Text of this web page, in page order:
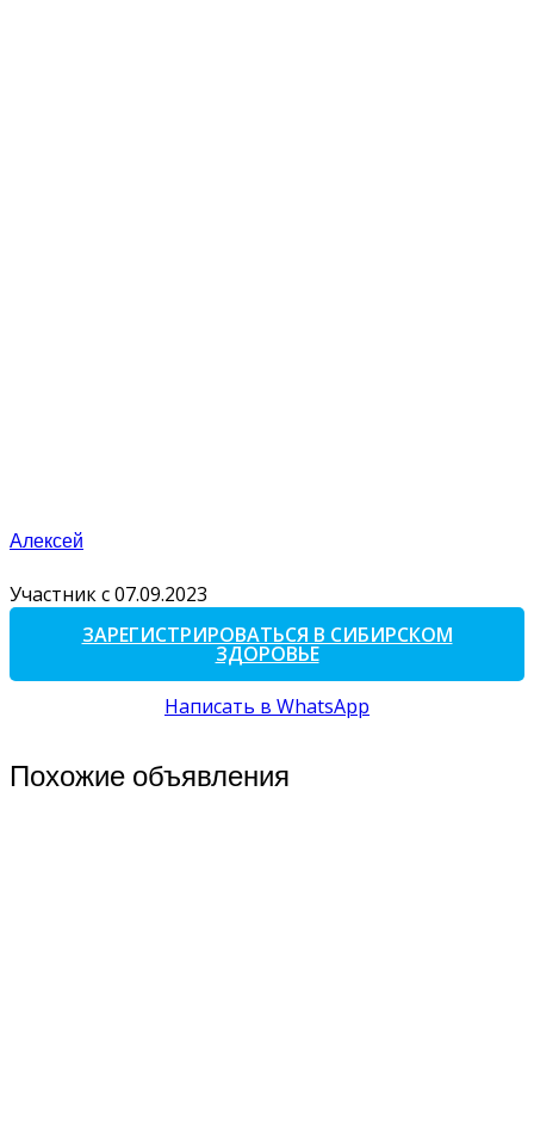
Алексей
Участник с 07.09.2023
ЗАРЕГИСТРИРОВАТЬСЯ В СИБИРСКОМ
ЗДОРОВЬЕ
Написать в WhatsApp
Похожие объявления